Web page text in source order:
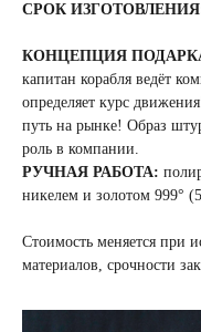
СРОК
КОНЦЕПЦИЯ
капитан корабля ведёт
определяет курс
путь на рынке! Образ
роль в компании.
РУЧНАЯ РАБОТА:
никелем и золотом 999°
Стоимость меняется при
материалов, срочности